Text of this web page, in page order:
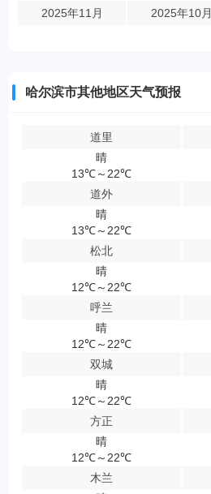
2025年11月
2025年10月
哈尔滨市其他地区天气预报
道里
晴
13℃～22℃
道外
晴
13℃～22℃
松北
晴
12℃～22℃
呼兰
晴
12℃～22℃
双城
晴
12℃～22℃
方正
晴
12℃～22℃
木兰